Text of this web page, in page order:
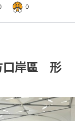
0
口岸區 形